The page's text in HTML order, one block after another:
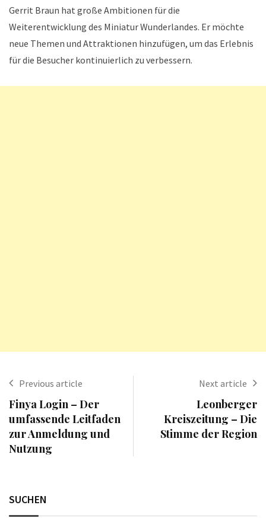
Gerrit Braun hat große Ambitionen für die
Weiterentwicklung des Miniatur Wunderlandes. Er möchte
neue Themen und Attraktionen hinzufügen, um das Erlebnis
für die Besucher kontinuierlich zu verbessern.
Previous article
Finya Login – Der
umfassende Leitfaden
zur Anmeldung und
Nutzung
Next article
Leonberger
Kreiszeitung – Die
Stimme der Region
SUCHEN